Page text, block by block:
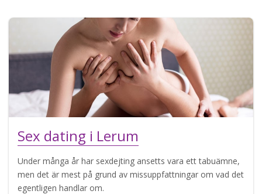
Sex dating i Lerum
Under många år har sexdejting ansetts vara ett tabuämne,
men det är mest på grund av missuppfattningar om vad det
egentligen handlar om.